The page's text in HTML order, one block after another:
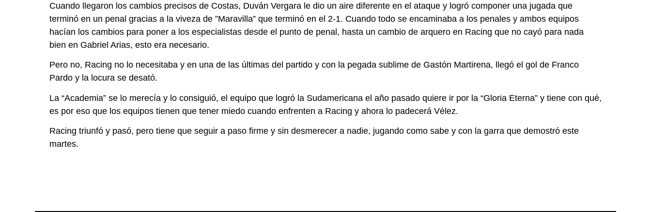
Cuando llegaron los cambios precisos de Costas, Duván Vergara le dio un aire diferente en el ataque y logró componer una jugada que
terminó en un penal gracias a la viveza de ”Maravilla” que terminó en el 2-1. Cuando todo se encaminaba a los penales y ambos equipos
hacían los cambios para poner a los especialistas desde el punto de penal, hasta un cambio de arquero en Racing que no cayó para nada
bien en Gabriel Arias, esto era necesario.
Pero no, Racing no lo necesitaba y en una de las últimas del partido y con la pegada sublime de Gastón Martirena, llegó el gol de Franco
Pardo y la locura se desató.
La “Academia” se lo merecía y lo consiguió, el equipo que logró la Sudamericana el año pasado quiere ir por la “Gloria Eterna” y tiene con qué,
es por eso que los equipos tienen que tener miedo cuando enfrenten a Racing y ahora lo padecerá Vélez.
Racing triunfó y pasó, pero tiene que seguir a paso firme y sin desmerecer a nadie, jugando como sabe y con la garra que demostró este
martes.